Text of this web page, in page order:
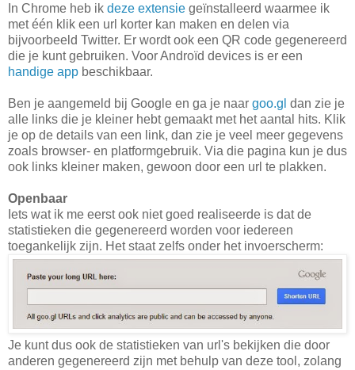
In Chrome heb ik deze extensie geïnstalleerd waarmee ik
met één klik een url korter kan maken en delen via
bijvoorbeeld Twitter. Er wordt ook een QR code gegenereerd
die je kunt gebruiken. Voor Androïd devices is er een
handige app beschikbaar.
Ben je aangemeld bij Google en ga je naar goo.gl dan zie je
alle links die je kleiner hebt gemaakt met het aantal hits. Klik
je op de details van een link, dan zie je veel meer gegevens
zoals browser- en platformgebruik. Via die pagina kun je dus
ook links kleiner maken, gewoon door een url te plakken.
Openbaar
Iets wat ik me eerst ook niet goed realiseerde is dat de
statistieken die gegenereerd worden voor iedereen
toegankelijk zijn. Het staat zelfs onder het invoerscherm:
Je kunt dus ook de statistieken van url's bekijken die door
anderen gegenereerd zijn met behulp van deze tool, zolang